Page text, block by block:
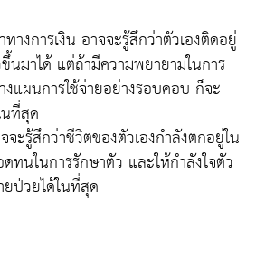
งการเงิน อาจจะรู้สึกว่าตัวเองติดอยู่
มาได้ แต่ถ้ามีความพยายามในการ
แผนการใช้จ่ายอย่างรอบคอบ ก็จะ
ที่สุด
ะรู้สึกว่าชีวิตของตัวเองกำลังตกอยู่ใน
ทนในการรักษาตัว และให้กำลังใจตัว
ป่วยได้ในที่สุด